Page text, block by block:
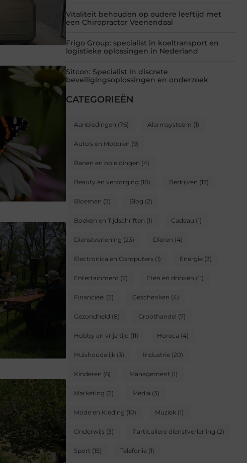
Vitaliteit behouden op oudere leeftijd met
een Chiropractor Veenendaal
Frigo Group: specialist in koeltransport en
logistieke oplossingen in Nederland
Sitcon: Specialist in discrete
beveiligingsoplossingen en onderzoek
CATEGORIEËN
Aanbiedingen (76) Alarmsysteem (1)
Auto's en Motoren (9)
Banen en opleidingen (4)
Beauty en verzorging (10) Bedrijven (17)
Bloemen (3) Blog (2)
Boeken en Tijdschriften (1) Cadeau (1)
Dienstverlening (23) Dieren (4)
Electronica en Computers (1) Energie (3)
Entertainment (2) Eten en drinken (11)
Financieel (3) Geschenken (4)
Gezondheid (8) Groothandel (7)
Hobby en vrije tijd (11) Horeca (4)
Huishoudelijk (3) Industrie (20)
Kinderen (6) Management (1)
Marketing (2) Media (3)
Mode en Kleding (10) Muziek (1)
Onderwijs (3) Particuliere dienstverlening (2)
Sport (15) Telefonie (1)